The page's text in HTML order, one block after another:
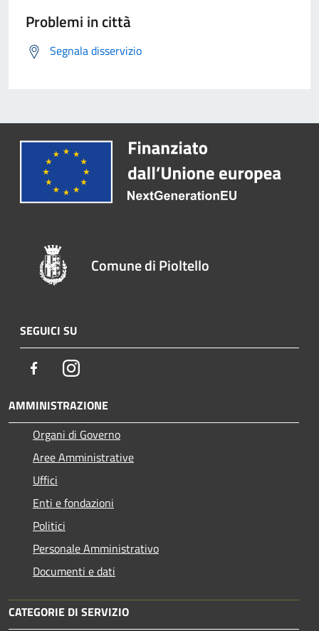
Problemi in città
Segnala disservizio
Comune di Pioltello
SEGUICI SU
FacebookInstagram
AMMINISTRAZIONE
Organi di Governo
Aree Amministrative
Uffici
Enti e fondazioni
Politici
Personale Amministrativo
Documenti e dati
CATEGORIE DI SERVIZIO